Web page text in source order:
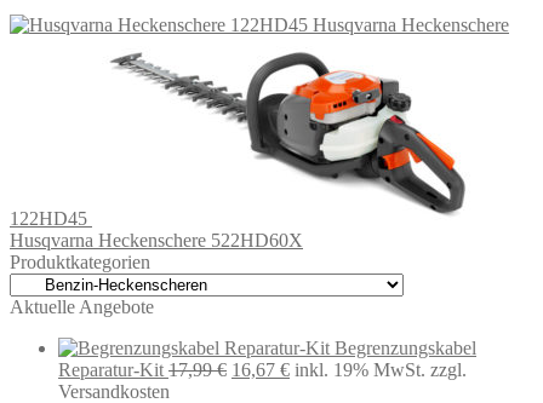
Husqvarna Heckenschere
122HD45
Husqvarna Heckenschere 522HD60X
Produktkategorien
Aktuelle Angebote
Begrenzungskabel
Reparatur-Kit 17,99€ Ursprünglicher
16,67 €Aktueller
inkl. 19% MwSt. zzgl.
Versandkosten